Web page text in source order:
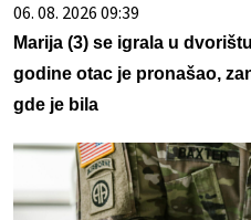
06. 08. 2026 09:39
Marija (3) se igrala u
godine otac je pronašao,
gde je bila